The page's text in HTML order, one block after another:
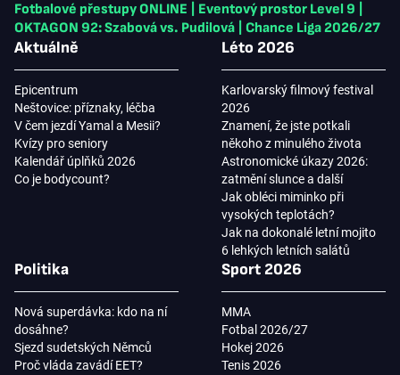
Fotbalové přestupy ONLINE
Eventový prostor Level 9
OKTAGON 92: Szabová vs. Pudilová
Chance Liga 2026/27
Aktuálně
Epicentrum
Neštovice: příznaky, léčba
V čem jezdí Yamal a Mesii?
Kvízy pro seniory
Kalendář úplňků 2026
Co je bodycount?
Léto 2026
Karlovarský filmový festival
2026
Znamení, že jste potkali
někoho z minulého života
Astronomické úkazy 2026:
zatmění slunce a další
Jak obléci miminko při
vysokých teplotách?
Jak na dokonalé letní mojito
6 lehkých letních salátů
Politika
Nová superdávka: kdo na ní
dosáhne?
Sjezd sudetských Němců
Proč vláda zavádí EET?
Sport 2026
MMA
Fotbal 2026/27
Hokej 2026
Tenis 2026